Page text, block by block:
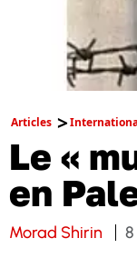
Articles
Le «
en
Morad Shirin